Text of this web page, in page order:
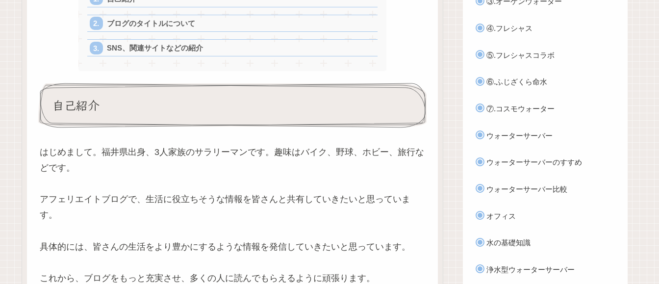
ブログのタイトルについて
SNS、関連サイトなどの紹介
自己紹介
はじめまして。福井県出身、3人家族のサラリーマンです。趣味はバイク、野球、ホビー、旅行な
どです。
アフェリエイトブログで、生活に役立ちそうな情報を皆さんと共有していきたいと思っていま
す。
具体的には、皆さんの生活をより豊かにするような情報を発信していきたいと思っています。
これから、ブログをもっと充実させ、多くの人に読んでもらえるように頑張ります。
④.フレシャス
⑤.フレシャスコラボ
⑥.ふじざくら命水
⑦.コスモウォーター
ウォーターサーバー
ウォーターサーバーのすすめ
ウォーターサーバー比較
オフィス
水の基礎知識
浄水型ウォーターサーバー